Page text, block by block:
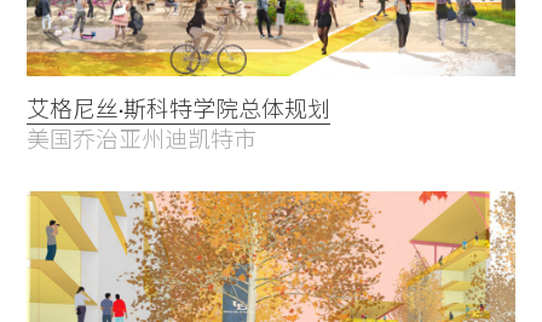
艾格尼丝·斯科特学院总体规划
美国乔治亚州迪凯特市